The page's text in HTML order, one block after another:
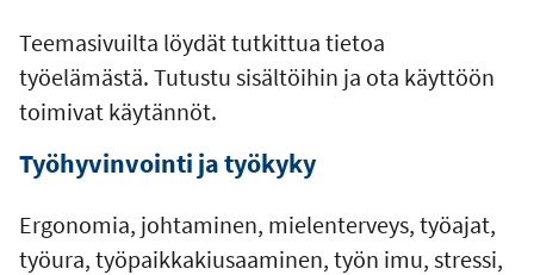
Teemasivuilta löydät tutkittua tietoa
työelämästä. Tutustu sisältöihin ja ota käyttöön
toimivat käytännöt.
Työhyvinvointi ja työkyky
Ergonomia, johtaminen, mielenterveys, työajat,
työura, työpaikkakiusaaminen, työn imu, stressi,